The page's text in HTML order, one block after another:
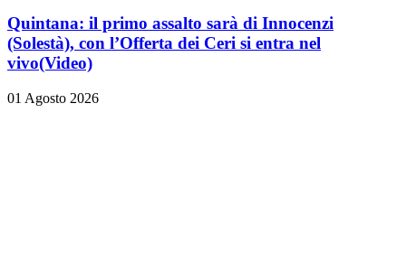
Quintana: il primo assalto sarà di Innocenzi
(Solestà), con l’Offerta dei Ceri si entra nel
vivo(Video)
01 Agosto 2026